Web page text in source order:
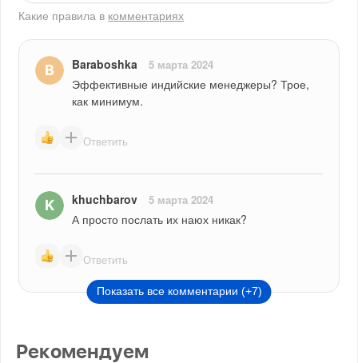
Какие правила в комментариях
Baraboshka 5 марта 2024
Эффективные индийские менеджеры? Трое,
как минимум.
Ответить
khuchbarov 5 марта 2024
А просто послать их наюх никак?
Ответить
Показать все комментарии (+7)
Рекомендуем